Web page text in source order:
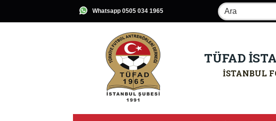
Whatsapp 0505 034 1965
TÜFAD
İSTANBUL